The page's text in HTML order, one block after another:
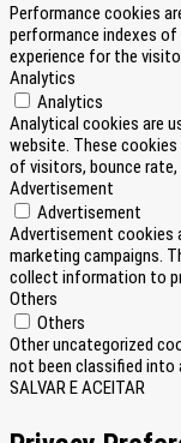
Performance cookies
performance indexes
experience for the
Analytics
Analytics
Analytical cookies are
website. These
of visitors, bounce rate,
Advertisement
Advertisement
Advertisement cookies
marketing campaigns.
collect information to
Others
Others
Other uncategorized
not been classified into
SALVAR E ACEITAR